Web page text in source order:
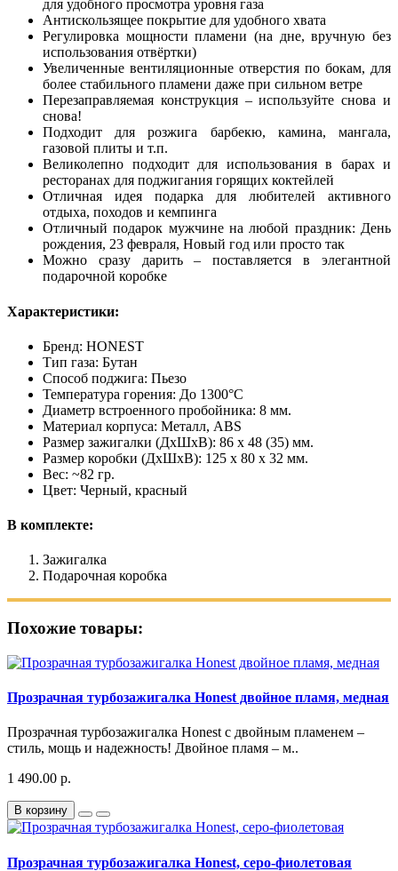
для удобного просмотра уровня газа
Антискользящее покрытие для удобного хвата
Регулировка мощности пламени (на дне, вручную без
использования отвёртки)
Увеличенные вентиляционные отверстия по бокам, для
более стабильного пламени даже при сильном ветре
Перезаправляемая конструкция – используйте снова и
снова!
Подходит для розжига барбекю, камина, мангала,
газовой плиты и т.п.
Великолепно подходит для использования в барах и
ресторанах для поджигания горящих коктейлей
Отличная идея подарка для любителей активного
отдыха, походов и кемпинга
Отличный подарок мужчине на любой праздник: День
рождения, 23 февраля, Новый год или просто так
Можно сразу дарить – поставляется в элегантной
подарочной коробке
Характеристики:
Бренд: HONEST
Тип газа: Бутан
Способ поджига: Пьезо
Температура горения: До 1300°С
Диаметр встроенного пробойника: 8 мм.
Материал корпуса: Металл, ABS
Размер зажигалки (ДxШxВ): 86 x 48 (35) мм.
Размер коробки (ДxШxВ): 125 x 80 x 32 мм.
Вес: ~82 гр.
Цвет: Черный, красный
В комплекте:
Зажигалка
Подарочная коробка
Похожие товары:
Прозрачная турбозажигалка Honest двойное пламя, медная
Прозрачная турбозажигалка Honest с двойным пламенем –
стиль, мощь и надежность! Двойное пламя – м..
1 490.00 р.
В корзину
Прозрачная турбозажигалка Honest, серо-фиолетовая